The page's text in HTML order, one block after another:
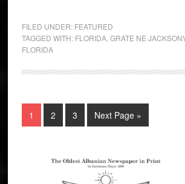
FILED UNDER: FEATURED
TAGGED WITH: FLORIDA, GRATE NE
FLORIDA
1 2 3 Next Page »